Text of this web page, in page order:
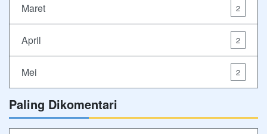
Maret 2
April 2
Mei 2
Paling Dikomentari